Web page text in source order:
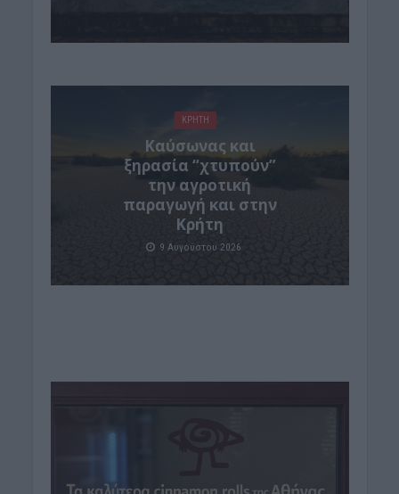
ΚΡΗΤΗ
Καύσωνας και
ξηρασία “χτυπούν”
την αγροτική
παραγωγή και στην
Κρήτη
9 Αυγούστου 2026